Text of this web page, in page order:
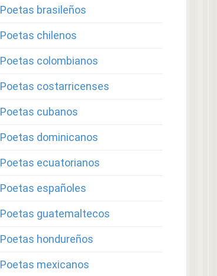
Poetas brasileños
Poetas chilenos
Poetas colombianos
Poetas costarricenses
Poetas cubanos
Poetas dominicanos
Poetas ecuatorianos
Poetas españoles
Poetas guatemaltecos
Poetas hondureños
Poetas mexicanos